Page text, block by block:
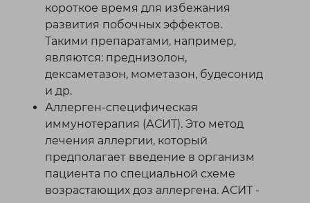
короткое время для избежания
развития побочных эффектов.
Такими препаратами, например,
являются: преднизолон,
дексаметазон, мометазон, будесонид
и др.
Аллерген-специфическая
иммунотерапия (АСИТ). Это метод
лечения аллергии, который
предполагает введение в организм
пациента по специальной схеме
возрастающих доз аллергена. АСИТ -